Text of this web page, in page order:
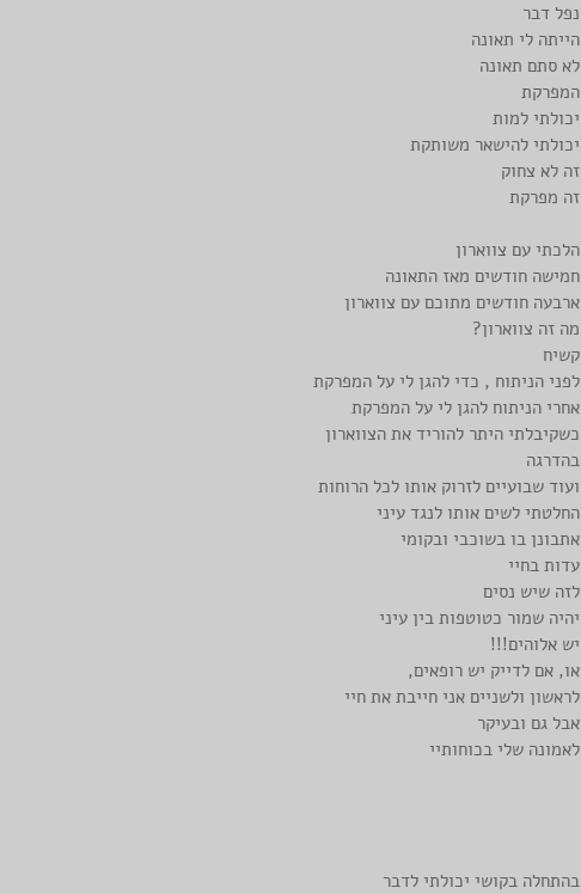
נפל דבר
הייתה לי תאונה
לא סתם תאונה
המפרקת
יכולתי למות
יכולתי להישאר משותקת
זה לא צחוק
זה מפרקת
הלכתי עם צווארון
חמישה חודשים מאז התאונה
ארבעה חודשים מתוכם עם צווארון
מה זה צווארון?
קשיח
לפני הניתוח , כדי להגן לי על המפרקת
אחרי הניתוח להגן לי על המפרקת
כשקיבלתי היתר להוריד את הצווארון
בהדרגה
ועוד שבועיים לזרוק אותו לכל הרוחות
החלטתי לשים אותו לנגד עיני
אתבונן בו בשוכבי ובקומי
עדות בחיי
לזה שיש נסים
יהיה שמור כטוטפות בין עיני
יש אלוהים!!!
או, אם לדייק יש רופאים,
לראשון ולשניים אני חייבת את חיי
אבל גם ובעיקר
לאמונה שלי בכוחותיי
בהתחלה בקושי יכולתי לדבר